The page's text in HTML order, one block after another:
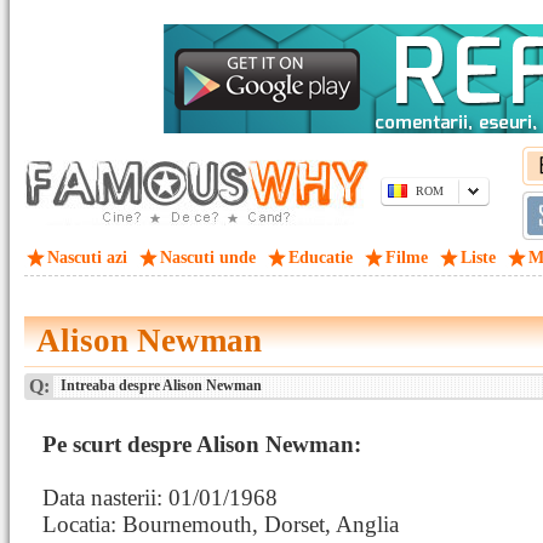
ROM
Nascuti azi Nascuti unde Educatie Filme Liste
Alison Newman
Q: Intreaba despre Alison Newman
Pe scurt despre Alison Newman:
Data nasterii: 01/01/1968
Locatia: Bournemouth, Dorset, Anglia